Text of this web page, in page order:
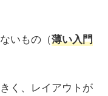
いもの（薄い入門
く、レイアウトが